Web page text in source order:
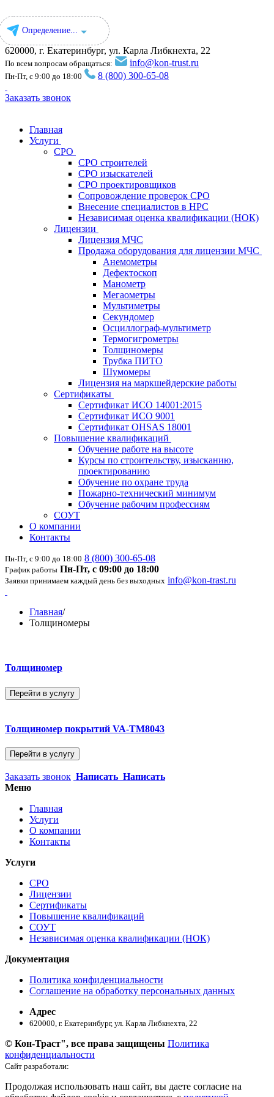
Определение...
620000, г. Екатеринбург, ул. ​Карла Либкнехта, 22
По всем вопросам обращаться: info@kon-trust.ru
Пн-Пт, с 9:00 до 18:00 8 (800) 300-65-08
Заказать звонок
Главная
Услуги
СРО
СРО строителей
СРО изыскателей
СРО проектировщиков
Сопровождение проверок СРО
Внесение специалистов в НРС
Независимая оценка квалификации (НОК)
Лицензии
Лицензия МЧС
Продажа оборудования для лицензии МЧС
Анемометры
Дефектоскоп
Манометр
Мегаометры
Мультиметры
Секундомер
Осциллограф-мультиметр
Термогигрометры
Толщиномеры
Трубка ПИТО
Шумомеры
Лицензия на маркшейдерские работы
Сертификаты
Сертификат ИСО 14001:2015
Сертификат ИСО 9001
Сертификат OHSAS 18001
Повышение квалификаций
Обучение работе на высоте
Курсы по строительству, изысканию,
проектированию
Обучение по охране труда
Пожарно-технический минимум
Обучение рабочим профессиям
СОУТ
О компании
Контакты
Пн-Пт, с 9:00 до 18:00 8 (800) 300-65-08
График работы Пн-Пт, с 09:00 до 18:00
Заявки принимаем каждый день без выходных info@kon-trast.ru
Главная/
Толщиномеры
Толщиномер
Перейти в услугу
Толщиномер покрытий VA-ТМ8043
Перейти в услугу
Заказать звонок Написать Написать
Меню
Главная
Услуги
О компании
Контакты
Услуги
СРО
Лицензии
Сертификаты
Повышение квалификаций
СОУТ
Независимая оценка квалификации (НОК)
Документация
Политика конфиденциальности
Соглашение на обработку персональных данных
Адрес
620000, г. Екатеринбург, ул. ​Карла Либкнехта, 22
© Кон-Траст", все права защищены Политика
конфиденциальности
Сайт разработали:
Продолжая использовать наш сайт, вы даете согласие на